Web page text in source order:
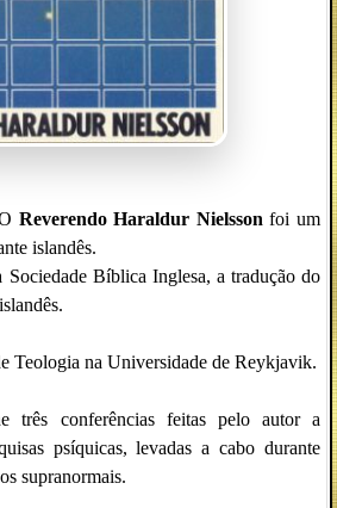
Reverendo Haraldur Nielsson foi um
islandês.
Bíblica Inglesa, a tradução do
Teologia na Universidade de Reykjavik.
três conferências feitas pelo autor a
psíquicas, levadas a cabo durante
supranormais.